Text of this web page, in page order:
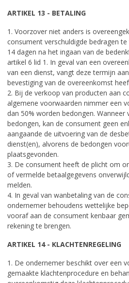
ARTIKEL 13 - BETALING
1. Voorzover niet anders is
consument verschuldigde bedragen
14 dagen na het ingaan van de
artikel 6 lid 1. In geval van een
van een dienst, vangt deze termijn
bevestiging van de overeenkomst
2. Bij de verkoop van producten aan
algemene voorwaarden nimmer een
dan 50% worden bedongen. Wanneer
bedongen, kan de consument geen
aangaande de uitvoering van de
dienst(en), alvorens de bedongen
plaatsgevonden.
3. De consument heeft de plicht om
of vermelde betaalgegevens
melden.
4. In geval van wanbetaling van de
ondernemer behoudens wettelijke
vooraf aan de consument kenbaar
rekening te brengen.
ARTIKEL 14 - KLACHTENREGELING
1. De ondernemer beschikt over een
gemaakte klachtenprocedure en